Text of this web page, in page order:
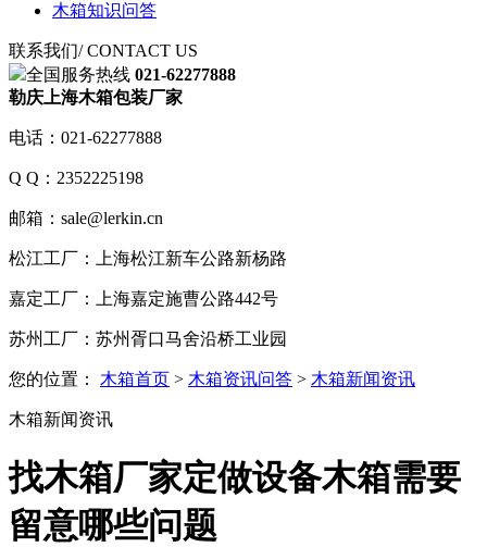
木箱知识问答
联系我们/ CONTACT US
全国服务热线 021-62277888
勒庆上海木箱包装厂家
电话：021-62277888
Q Q：2352225198
邮箱：sale@lerkin.cn
松江工厂：上海松江新车公路新杨路
嘉定工厂：上海嘉定施曹公路442号
苏州工厂：苏州胥口马舍沿桥工业园
您的位置： 木箱首页 > 木箱资讯问答 > 木箱新闻资讯
木箱新闻资讯
找木箱厂家定做设备木箱需要
留意哪些问题